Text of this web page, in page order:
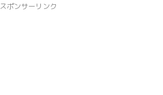
スポンサーリンク